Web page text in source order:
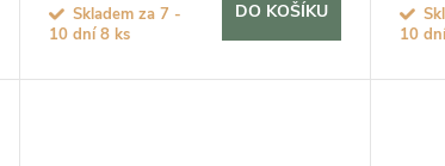
Skladem za 7 -
10 dní8 ks
DO KOŠÍKU
10